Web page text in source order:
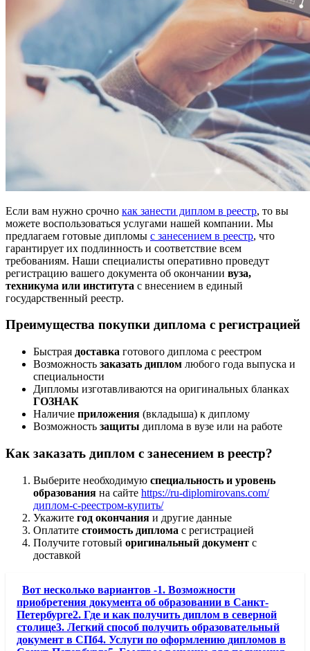
Если вам нужно срочно как занести диплом в реестр, то вы
можете воспользоваться услугами нашей компании. Мы
предлагаем готовые дипломы с занесением в реестр, что
гарантирует их подлинность и соответствие всем
требованиям. Наши специалисты оперативно проведут
регистрацию вашего документа об окончании вуза,
техникума или института с внесением в единый
государственный реестр.
Преимущества покупки диплома с регистрацией
Быстрая доставка готового диплома с реестром
Возможность заказать диплом любого года выпуска и
специальности
Дипломы изготавливаются на оригинальных бланках
ГОЗНАК
Наличие приложения (вкладыша) к диплому
Возможность защиты диплома в вузе или на работе
Как заказать диплом с занесением в реестр?
Выберите необходимую специальность и уровень
образования на сайте https://ru-diplomirovans.com/
диплом-с-реестром-купить/
Укажите год окончания и другие данные
Оплатите стоимость диплома с регистрацией
Получите готовый оригинальный документ с
доставкой
Вот несколько вариантов -1. Возможности
приобретения документа об образовании в Санкт-
Петербурге2. Где и как получить диплом в северной
столице3. Легкий способ получить образовательный
документ в СПб4. Услуги по оформлению дипломов в